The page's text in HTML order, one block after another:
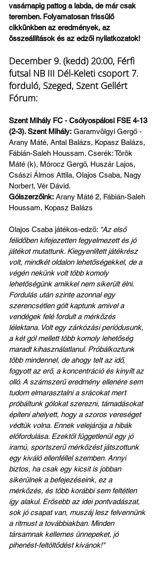
vasárnapig pattog a labda, de már csak
teremben. Folyamatosan frissülő
cikkünkben az eredmények, az
összeállítások és az edzői nyilatkozatok!
December 9. (kedd) 20:00, Férfi
futsal NB III Dél-Keleti csoport 7.
forduló, Szeged, Szent Gellért
Fórum:
Szent Mihály FC - Csólyospálosi FSE 4-13
(2-3). Szent Mihály: Garamvölgyi Gergő -
Arany Máté, Antal Balázs, Kopasz Balázs,
Fábián-Saleh Houssam. Cserék: Török
Máté (k), Mórocz Gergő, Huszár Lajos,
Császi Álmos Attila, Olajos Csaba, Nagy
Norbert, Vér Dávid.
Gólszerzőink: Arany Máté 2, Fábián-Saleh
Houssam, Kopasz Balázs
Olajos Csaba játékos-edző: "Az első
félidőben kifejezetten fegyelmezett és jó
játékot mutattunk. Kiegyenlített játékrész
volt, mindkét oldalon lehetőségekkel, de a
végén nekünk volt több komoly
lehetőségünk amikkel nem sikerült élni.
Fordulás után szinte azonnal egy
szerencsétlen gólt kaptunk amivel a
vendégek felé fordult a mérkőzés
lélektana. Volt egy zárkózási periódusunk,
a két gól mellett több komoly lehetőség
maradt kihasználatlanul. Próbálkoztunk
több mindennel, de ahogy telt az idő,
fogyott az erő, a koncentráció és kinyílt az
olló. A számszerű eredmény ellenére sem
tudom elmarasztalni a srácokat mert
próbáltunk gólokat szerezni, támadásokat
építeni ahelyett, hogy a szoros vereséget
védtük volna. Ennek velejárója a hibák
előfordulása. Ezektől függetlenül egy jó
iramú, sportszerű mérkőzést játszottunk
egy kiváló ellenféllel szemben. Annyi
biztos, ha csak egy kicsit is jobban
sikerülnek a befejezéseink, ez a
mérkőzés, és több korábbi sem feltétlen
így alakul. Erősebb az idei pontvadászat,
sok jó csapat van, muszáj lesz felvennünk
a ritmust a továbbiakban. Minden
társamnak kellemes ünnepeket, jó
pihenést-feltöltődést kívánok!"